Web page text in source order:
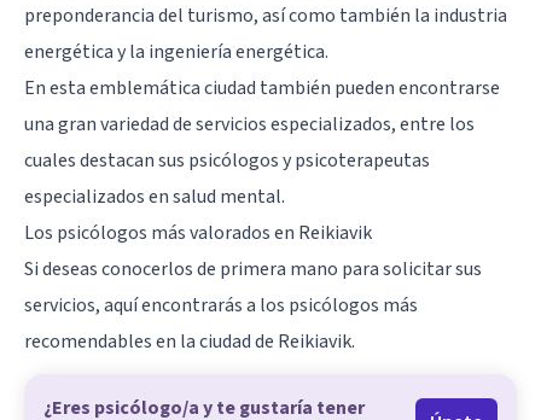
preponderancia del turismo, así como también la industria
energética y la ingeniería energética.
En esta emblemática ciudad también pueden encontrarse
una gran variedad de servicios especializados, entre los
cuales destacan sus psicólogos y psicoterapeutas
especializados en salud mental.
Los psicólogos más valorados en Reikiavik
Si deseas conocerlos de primera mano para solicitar sus
servicios, aquí encontrarás a los psicólogos más
recomendables en la ciudad de Reikiavik.
¿Eres psicólogo/a y te gustaría tener